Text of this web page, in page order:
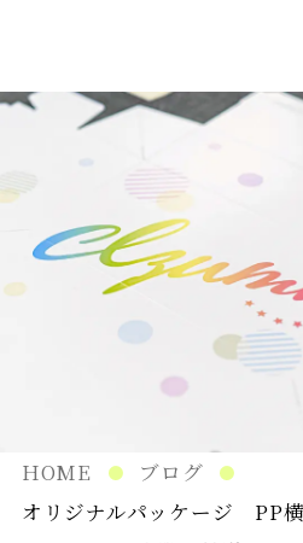
プリ
在庫
HOME
ブログ
オリジナルパッケージ PP